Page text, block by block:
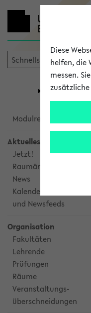
Universität
eKVV
Modulrecherche
Aktuelles
Jetzt!
Raumänderungen
News
Kalenderintegration
und Newsfeeds
Organisation
Fakultäten
Lehrende
Prüfungen
Räume
Veranstaltungs-
überschneidungen
Diese
helfen, die
messen.